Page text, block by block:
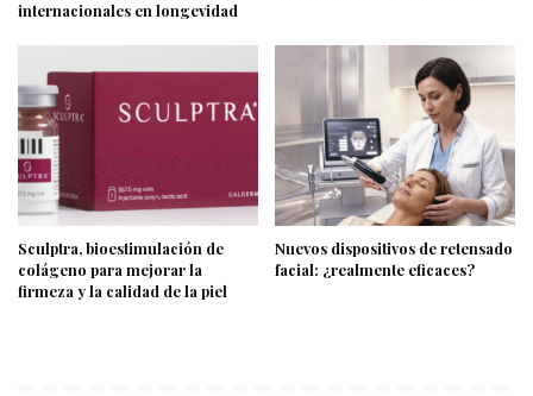
internacionales en longevidad
Sculptra, bioestimulación de
colágeno para mejorar la
firmeza y la calidad de la piel
Nuevos dispositivos de retensado
facial: ¿realmente eficaces?